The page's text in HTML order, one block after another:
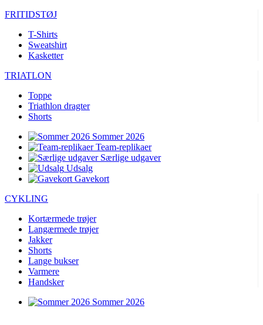
FRITIDSTØJ
T-Shirts
Sweatshirt
Kasketter
TRIATLON
Toppe
Triathlon dragter
Shorts
Sommer 2026
Team-replikaer
Særlige udgaver
Udsalg
Gavekort
CYKLING
Kortærmede trøjer
Langærmede trøjer
Jakker
Shorts
Lange bukser
Varmere
Handsker
Sommer 2026